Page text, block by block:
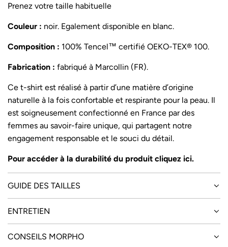
e
e
r
Prenez votre taille habituelle
Couleur : noir. Egalement disponible en blanc.
Composition : 100% Tencel™ certifié OEKO-TEX® 100.
Fabrication : fabriqué à Marcollin (FR).
Ce t-shirt est réalisé à partir d’une matière d’origine
naturelle à la fois confortable et respirante pour la peau. Il
est soigneusement confectionné en France par des
femmes au savoir-faire unique, qui partagent notre
engagement responsable et le souci du détail.
Pour accéder à la durabilité du produit cliquez ici.
GUIDE DES TAILLES
ENTRETIEN
CONSEILS MORPHO